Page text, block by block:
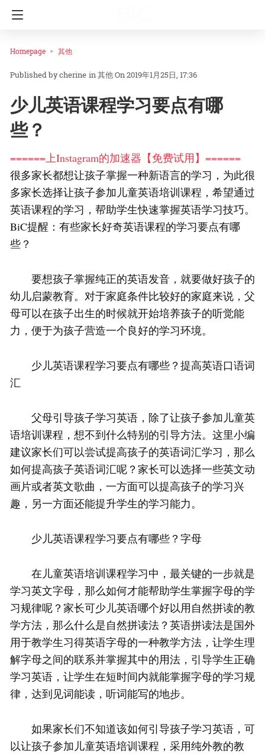
Homepage 其他
cherine in其他On 2019年1月25日, 17:36
少儿英语课程学习要点有哪
些？
======上Instagram的加速器【免费试用】======
很多家长都想让孩子掌握一种新语言的学习，为此很
多家长选择让孩子参加儿童英语培训课程，希望通过
英语课程的学习，帮助学生快速掌握英语学习技巧。
BiC提醒：有些家长好奇英语课程的学习要点有哪
些？
要想孩子掌握纯正的英语发音，就要做好孩子的
幼儿启蒙教育。对于家庭条件比较好的家庭来说，父
母可以在孩子出生的时候就开始培养孩子的听觉能
力，便于为孩子营造一个良好的学习环境。
少儿英语课程学习要点有哪些？提高英语口语词
汇
父母引导孩子学习英语，除了让孩子参加儿童英
语培训课程，想不到什么特别的引导方法。这里小编
建议家长们可以尝试提高孩子的英语词汇学习，那么
如何提高孩子英语词汇呢？家长可以选择一些英文动
画片或者英文歌曲，一方面可以提高孩子的学习兴
趣，另一方面还能提升学生的学习能力。
少儿英语课程学习要点有哪些？字母
在儿童英语培训课程学习中，最关键的一步就是
学习英文字母，那么如何才能帮助学生掌握字母的学
习规律呢？家长可少儿英语哪个好以用自然拼读的教
学方法，那么什么是自然拼读法？英语拼读法是国外
用于教学生习得英语字母的一种教学方法，让学生理
解字母之间的联系并掌握其中的用法，引导学生正确
学习英语，让学生在短时间内就能掌握字母的学习规
律，达到见词能读，听词能写的地步。
如果家长们不知道该如何引导孩子学习英语，可
以让孩子参加儿童英语培训课程，采用纯外教的教